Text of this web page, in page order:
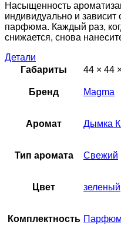
Насыщенность
индивидуально и зависит
парфюма. Каждый раз,
снижается, снова
Детали
Габариты
44 × 44
Бренд Magma
Аромат Дымка
Тип аромата Свежий
Цвет зеленый
Комплектность